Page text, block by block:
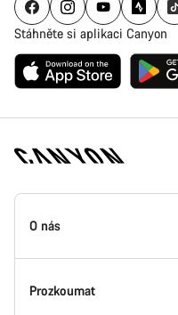
Stáhněte si aplikaci Canyon
Zápatí
stránky
O nás
Uvnitř Canyonu
Prozkoumat